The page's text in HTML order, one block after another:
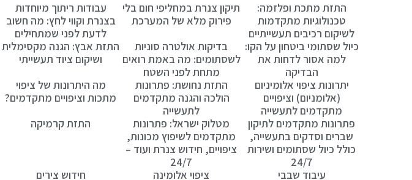
התזת מתכת ופלזמה:
טכנולוגיות מתקדמות
לשיקום רכיבים תעשייתיים
תיקון צנרת במחליפי חום בלי
פירוק מלא של המערכת
עבודות ריתוך מיוחדות
בצנרת וקווי לחץ: מה חשוב
לדעת לפני שמתחילים
כיול שסתומי ביטחון על הקו:
למה אסור לדחות את
הבדיקה
בדיקות אולטרה סוניות
לשסתומים: מה באמת רואים
מתחת לפני השטח
התזת אבץ: הגנה מקסימלית
ושיקום ציוד תעשייתי
יתרונות ציפוי אלומיניום
(אלומניום) וציפויים
מתקדמים לתעשייה
התזת נחושת: פתרונות
הולכה והגנה מתקדמים
לתעשייה
מה היתרונות של ציפוי
מתכות וציפויים מתקדמים?
פתרונות מתקדמים לתיקון
שברים וסדקים בתעשייה,
כולל כיול שסתומים ושירות
24/7
מטלוק ישראל: פתרונות
מתקדמים לשיפוץ מכונות,
ציפויים, חידוש צנרת ועוד –
24/7
התזת קרמיקה
עיבוד שבבי ציפוי אלומינה חידוש צירים